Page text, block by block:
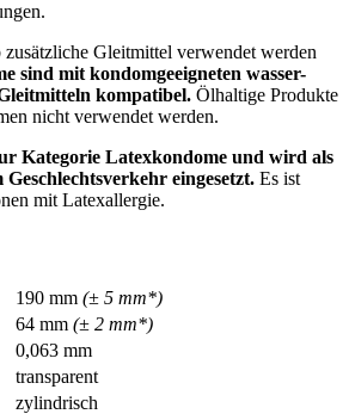
Gleitmittel verwendet werden
sind mit kondomgeeigneten wasser-
kompatibel. Ölhaltige Produkte
nicht verwendet werden.
Kategorie Latexkondome und wird als
eingesetzt. Es ist
mit Latexallergie.
190 mm (± 5 mm*)
64 mm (± 2 mm*)
0,063 mm
transparent
zylindrisch